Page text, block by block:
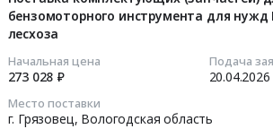
бензомоторного инструмента для нужд
лесхоза
Начальная цена
273 028 ₽
Подача
20.04.2026
Место поставки
г. Грязовец, Вологодская область